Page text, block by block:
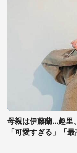
母親は伊藤蘭...趣里
「可愛すぎる」「